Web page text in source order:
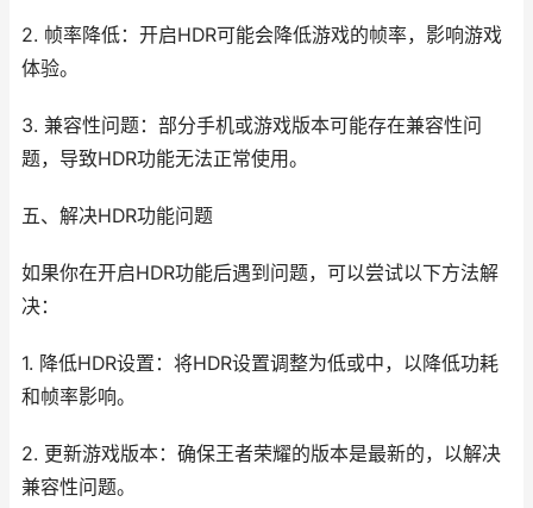
2. 帧率降低：开启HDR可能会降低游戏的帧率，影响游戏
体验。
3. 兼容性问题：部分手机或游戏版本可能存在兼容性问
题，导致HDR功能无法正常使用。
五、解决HDR功能问题
如果你在开启HDR功能后遇到问题，可以尝试以下方法解
决：
1. 降低HDR设置：将HDR设置调整为低或中，以降低功耗
和帧率影响。
2. 更新游戏版本：确保王者荣耀的版本是最新的，以解决
兼容性问题。